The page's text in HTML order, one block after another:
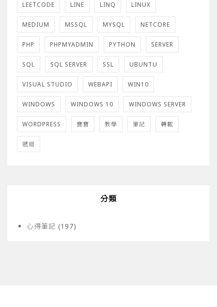
LEETCODE LINE LINQ LINUX
MEDIUM MSSQL MYSQL NETCORE
PHP PHPMYADMIN PYTHON SERVER
SQL SQL SERVER SSL UBUNTU
VISUAL STUDIO WEBAPI WIN10
WINDOWS WINDOWS 10 WINDOWS SERVER
WORDPRESS 寶寶 教學 筆記 轉載
遞迴
分類
心得筆記 (197)